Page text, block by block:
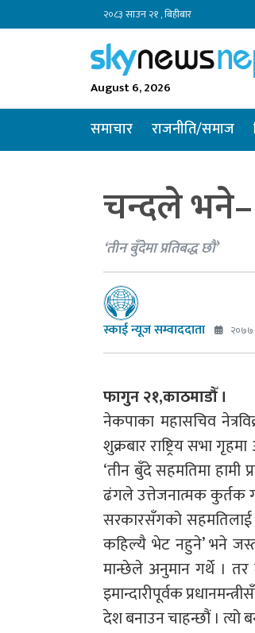
२०८३ साउन २१ , बिहीबार
August 6, 2026
समाचार राजनीति/समाज
चन्दले
‘तीन बुँदेमा प्रतिबद्ध छौं’
स्काई न्यूज सम्वाददाता २०७७
फागुन २१,काठमाडौँ ।
नेकपाका महासचिव
शुक्रबार राष्ट्रिय सभा
‘तीन बुँदे सहमतिमा हामी
ढंगले उत्तेजनात्मक कुर्तक
सरकारसँगको
कहिल्यै भेट नहुने’ भने
मान्छेले अनुमान गर्थे । तर
इमान्दारीपूर्वक
देश बनाउन चाहन्छौं । त्यो